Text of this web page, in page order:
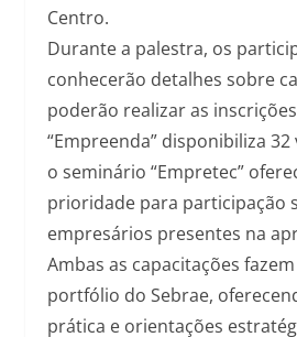
Centro.
Durante a palestra, os
conhecerão detalhes sobre
poderão realizar as
“Empreenda” disponibiliza
o seminário “Empretec”
prioridade para participação
empresários presentes na
Ambas as capacitações
portfólio do Sebrae,
prática e orientações